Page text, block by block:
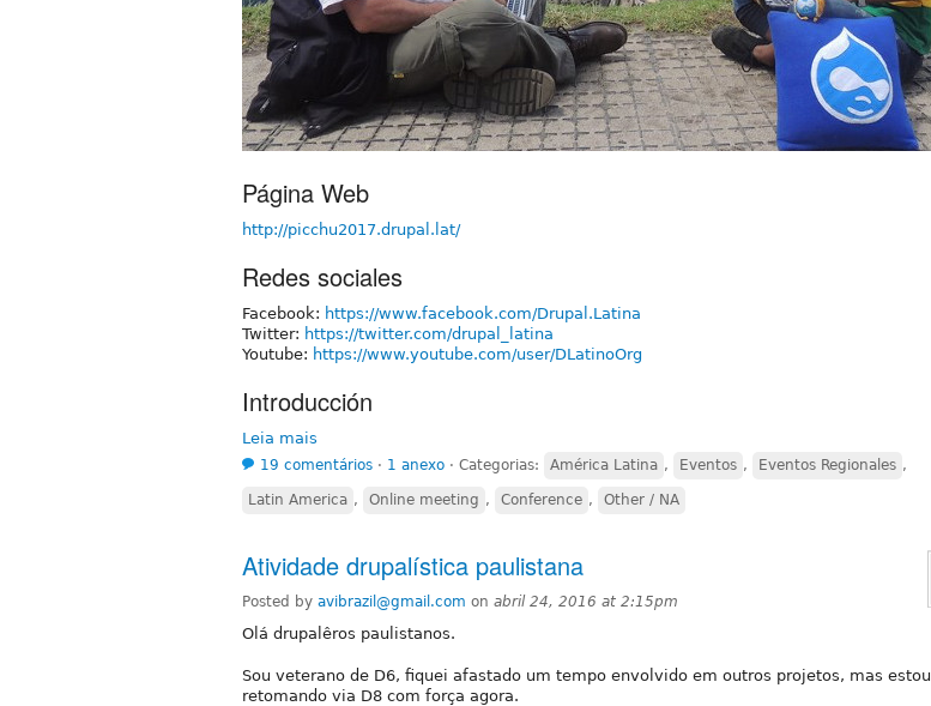
Página Web
http://picchu2017.drupal.lat/
Redes sociales
Facebook: https://www.facebook.com/Drupal.Latina
Twitter: https://twitter.com/drupal_latina
Youtube: https://www.youtube.com/user/DLatinoOrg
Introducción
Leia mais
19 comentários ⋅ 1 anexo ⋅ Categorias: América Latina , Eventos , Eventos Regionales ,
Latin America , Online meeting , Conference , Other / NA
Atividade drupalística paulistana
Posted by avibrazil@gmail.com on abril 24, 2016 at 2:15pm
Olá drupalêros paulistanos.
Sou veterano de D6, fiquei afastado um tempo envolvido em outros projetos, mas estou
retomando via D8 com força agora.